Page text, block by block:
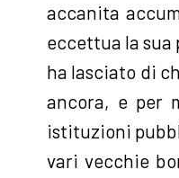
accanita
eccettua la
ha lasciato di
ancora, e per
istituzioni
vari vecchie